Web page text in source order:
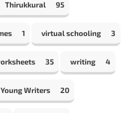
Thirukkural 95
1 virtual schooling 3
35 writing 4
Young Writers 20